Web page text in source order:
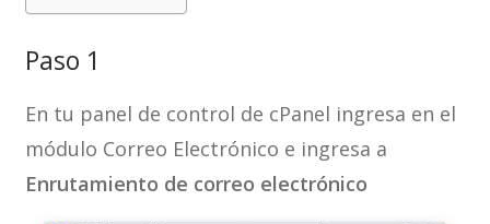
Paso 1
En tu panel de control de cPanel ingresa en el
módulo Correo Electrónico e ingresa a
Enrutamiento de correo electrónico